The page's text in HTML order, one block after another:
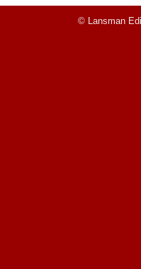
© Lansman